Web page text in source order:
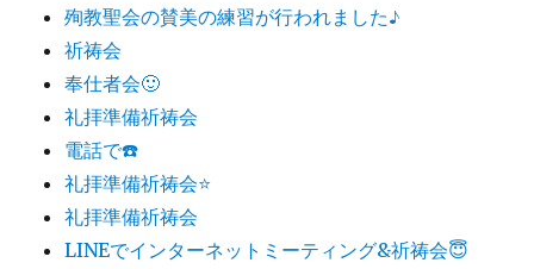
殉教聖会の賛美の練習が行われました♪
祈祷会
奉仕者会🙂
礼拝準備祈祷会
電話で☎️
礼拝準備祈祷会⭐️
礼拝準備祈祷会
LINEでインターネットミーティング&祈祷会😇